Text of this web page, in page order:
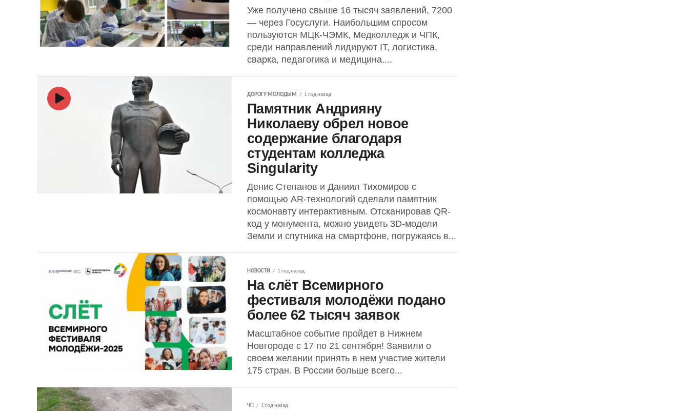
Уже получено свыше 16 тысяч заявлений, 7200
— через Госуслуги. Наибольшим спросом
пользуются МЦК-ЧЭМК, Медколледж и ЧПК,
среди направлений лидируют IT, логистика,
сварка, педагогика и медицина....
ДОРОГУ МОЛОДЫМ 1 год назад
Памятник Андрияну
Николаеву обрел новое
содержание благодаря
студентам колледжа
Singularity
Денис Степанов и Даниил Тихомиров с
помощью AR-технологий сделали памятник
космонавту интерактивным. Отсканировав QR-
код у монумента, можно увидеть 3D-модели
Земли и спутника на смартфоне, погружаясь в...
НОВОСТИ 1 год назад
На слёт Всемирного
фестиваля молодёжи подано
более 62 тысяч заявок
Масштабное событие пройдет в Нижнем
Новгороде с 17 по 21 сентября! Заявили о
своем желании принять в нем участие жители
175 стран. В России больше всего...
ЧП 1 год назад